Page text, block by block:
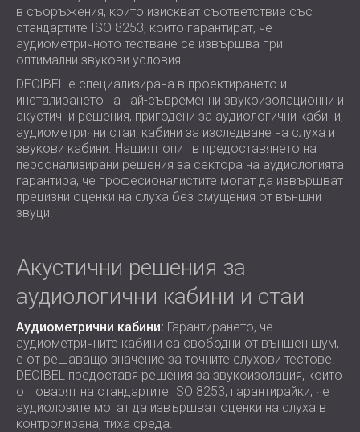
ХОТЕЛИ
ЗВУКОИЗОЛАЦИЯ И АКУСТИКА НА
ЗАЛИ
ЗВУКОИЗОЛАЦИОННИ И АКУСТИЧНИ
РЕШЕНИЯ ЗА ТЪРГОВСКИ ПОМЕЩЕНИЯ
ЗВУКОИЗОЛАЦИЯ И АКУСТИКА НА
УЧЕБНИ ЗАВЕДЕНИЯ
ШУМОИЗОЛАЦИЯ И АКУСТИКА ЗА
ЗДРАВНИЯ СЕКТОР
ЗВУКОИЗОЛАЦИОННИ И АКУСТИЧНИ
РЕШЕНИЯ ЗА АУДИОЛОГИЧНИЯ
ЗВУКОИЗОЛАЦИОННИ И АКУСТИЧНИ
РЕШЕНИЯ ЗА ЦЕНТРОВЕ ЗА ДАННИ
POLAND (PL)
FINLAND (FI)
РОССИЯ (RU)
SOUTH AFRICA (ZA)
в съоръжения, които изискват съответствие със
стандартите ISO 8253, които гарантират, че
аудиометричното тестване се извършва при
оптимални звукови условия.
DECIBEL е специализирана в проектирането и
инсталирането на най-съвременни звукоизолационни и
акустични решения, пригодени за аудиологични кабини,
аудиометрични стаи, кабини за изследване на слуха и
звукови кабини. Нашият опит в предоставянето на
персонализирани решения за сектора на аудиологията
гарантира, че професионалистите могат да извършват
прецизни оценки на слуха без смущения от външни
звуци.
Акустични решения за
аудиологични кабини и стаи
Аудиометрични кабини: Гарантирането, че
аудиометричните кабини са свободни от външен шум,
е от решаващо значение за точните слухови тестове.
DECIBEL предоставя решения за звукоизолация, които
отговарят на стандартите ISO 8253, гарантирайки, че
аудиолозите могат да извършват оценки на слуха в
контролирана, тиха среда.